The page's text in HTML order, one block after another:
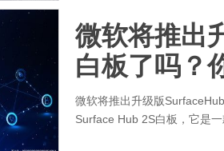
微软将推出
白板了吗？
微软将推出升级版
Surface Hub 2S白板，它是